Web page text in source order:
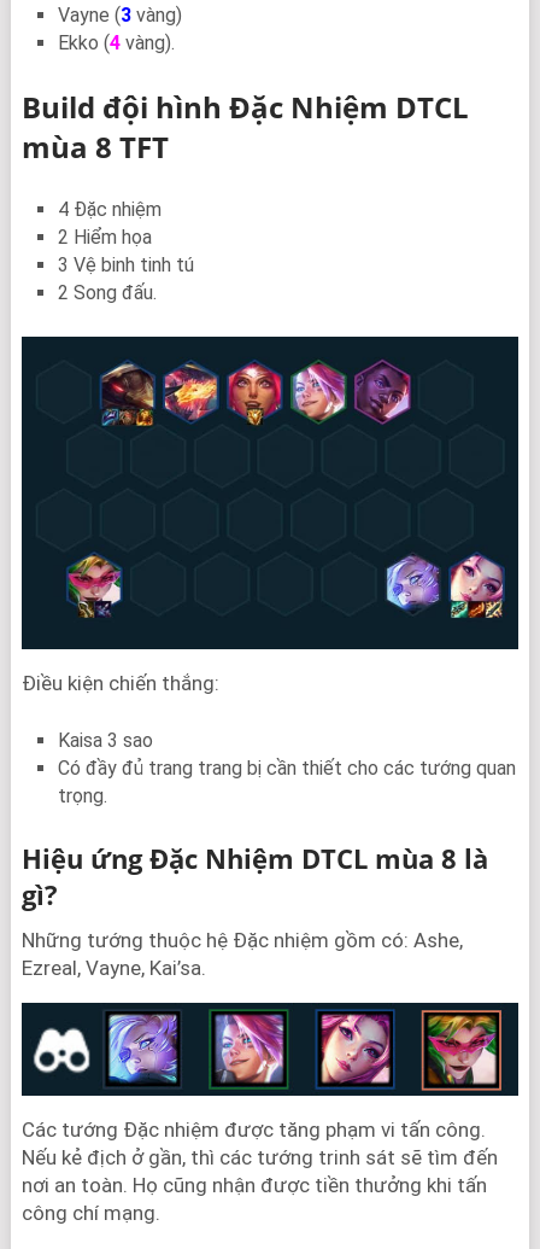
Vayne (3vàng)
Ekko (4vàng).
Build đội hình Đặc Nhiệm DTCL
mùa 8 TFT
4 Đặc nhiệm
2 Hiểm họa
3 Vệ binh tinh tú
2 Song đấu.
Điều kiện chiến thắng:
Kaisa 3 sao
Có đầy đủ trang trang bị cần thiết cho các tướng quan
trọng.
Hiệu ứng Đặc Nhiệm DTCL mùa 8 là
gì?
Những tướng thuộc hệ Đặc nhiệm gồm có: Ashe,
Ezreal, Vayne, Kai’sa.
Các tướng Đặc nhiệm được tăng phạm vi tấn công.
Nếu kẻ địch ở gần, thì các tướng trinh sát sẽ tìm đến
nơi an toàn. Họ cũng nhận được tiền thưởng khi tấn
công chí mạng.